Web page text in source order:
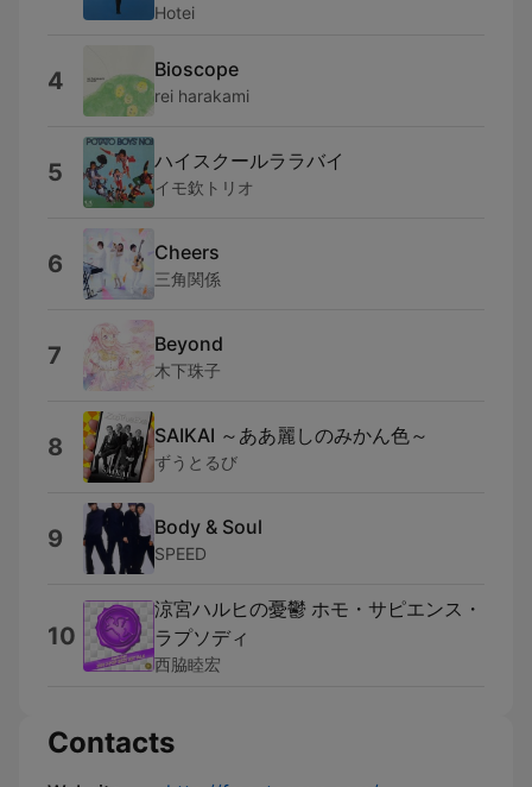
Hotei
4 Bioscope
rei harakami
5 ハイスクールララバイ
イモ欽トリオ
6 Cheers
三角関係
7 Beyond
木下珠子
8 SAIKAI ～ああ麗しのみかん色～
ずうとるび
9 Body & Soul
SPEED
10
涼宮ハルヒの憂鬱 ホモ・サピエンス・
ラプソディ
西脇睦宏
Contacts